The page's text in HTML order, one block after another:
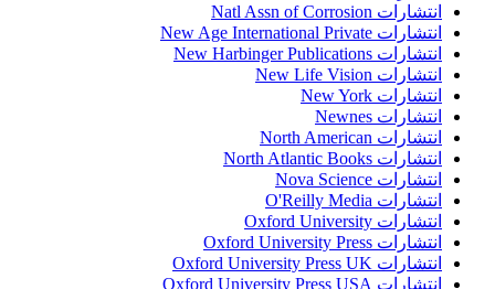
انتشارات Natl Assn of Corrosion
انتشارات New Age International Private
انتشارات New Harbinger Publications
انتشارات New Life Vision
انتشارات New York
انتشارات Newnes
انتشارات North American
انتشارات North Atlantic Books
انتشارات Nova Science
انتشارات O'Reilly Media
انتشارات Oxford University
انتشارات Oxford University Press
انتشارات Oxford University Press UK
انتشارات Oxford University Press USA